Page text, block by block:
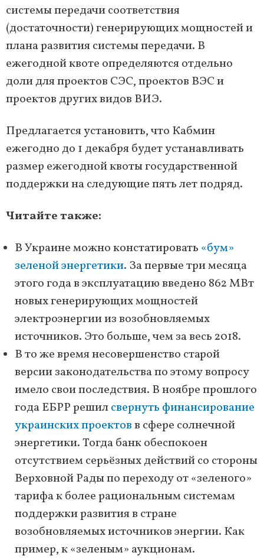
системы передачи соответствия
(достаточности) генерирующих мощностей и
плана развития системы передачи. В
ежегодной квоте определяются отдельно
доли для проектов СЭС, проектов ВЭС и
проектов других видов ВИЭ.
Предлагается установить, что Кабмин
ежегодно до 1 декабря будет устанавливать
размер ежегодной квоты государственной
поддержки на следующие пять лет подряд.
Читайте также:
В Украине можно констатировать «бум»
зеленой энергетики. За первые три месяца
этого года в эксплуатацию введено 862 МВт
новых генерирующих мощностей
электроэнергии из возобновляемых
источников. Это больше, чем за весь 2018.
В то же время несовершенство старой
версии законодательства по этому вопросу
имело свои последствия. В ноябре прошлого
года ЕБРР решилсвернуть финансирование
украинских проектовв сфере солнечной
энергетики. Тогда банк обеспокоен
отсутствием серьёзных действий со стороны
Верховной Рады по переходу от «зеленого»
тарифа к более рациональным системам
поддержки развития в стране
возобновляемых источников энергии. Как
пример, к «зеленым» аукционам.